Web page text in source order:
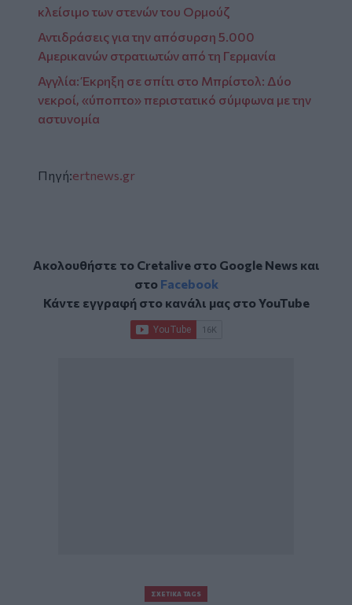
κλείσιμο των στενών του Ορμούζ
Αντιδράσεις για την απόσυρση 5.000
Αμερικανών στρατιωτών από τη Γερμανία
Αγγλία: Έκρηξη σε σπίτι στο Μπρίστολ: Δύο
νεκροί, «ύποπτο» περιστατικό σύμφωνα με την
αστυνομία
Πηγή:ertnews.gr
Ακολουθήστε το Cretalive στο Google Newsκαι
στο Facebook
Κάντε εγγραφή στο κανάλι μας στοYouTube
ΣΧΕΤΙΚΆ TAGS